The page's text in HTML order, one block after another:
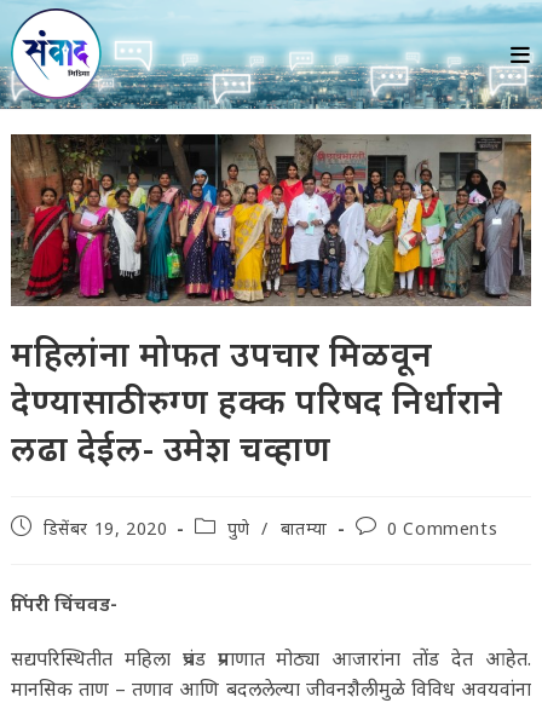
Skip
to
content
महिलांना मोफत उपचार मिळवून
देण्यासाठी रुग्ण हक्क परिषद निर्धाराने
लढा देईल- उमेश चव्हाण
Postडिसेंबर 19, 2020
Postपुणे / बातम्या
Post0 Comments
पिंपरी चिंचवड-
सद्यपरिस्थितीत महिला प्रचंड प्रमाणात मोठ्या आजारांना तोंड देत आहेत.
मानसिक ताण – तणाव आणि बदललेल्या जीवनशैलीमुळे विविध अवयवांना